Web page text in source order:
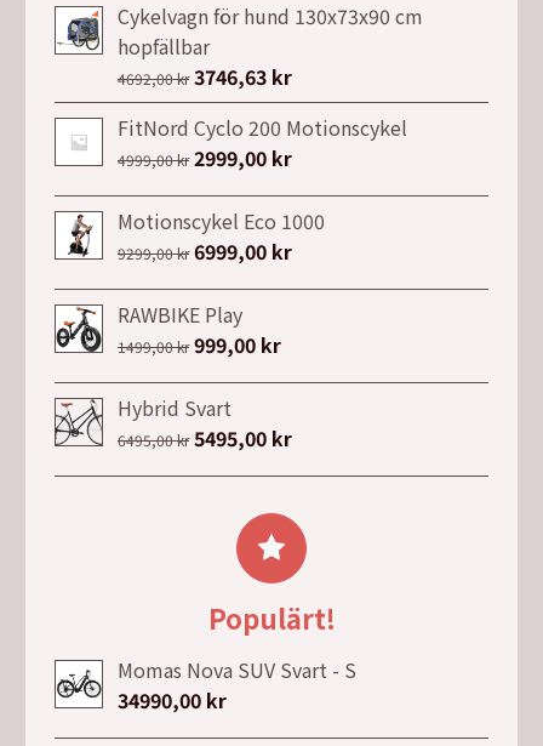
Cykelvagn för hund 130x73x90 cm
hopfällbar
4692,00kr Det
ursprungliga
priset
var:
4692,00 kr.
3746,63 krDet
nuvarande
priset
är:
3746,63 kr.
FitNord Cyclo 200 Motionscykel
4999,00kr Det
ursprungliga
priset
var:
2999,00 krDet
nuvarande
priset
är:
Motionscykel Eco 1000
9299,00kr Det
ursprungliga
priset
var:
6999,00 krDet
nuvarande
RAWBIKE Play
1499,00kr Det
ursprungliga
priset
var:
999,00 krDet
nuvarande
är:
Hybrid Svart
6495,00kr Det
ursprungliga
6495,00 kr.
5495,00 krDet
nuvarande
är:
5495,00 kr.
Populärt!
Momas Nova SUV Svart - S
34990,00 kr